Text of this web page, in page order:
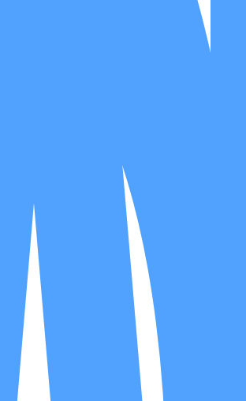
komplikasi parah sekaligus atau yang
sistem pendampingan yang
Advisor). Pada fase seberat ini, semua